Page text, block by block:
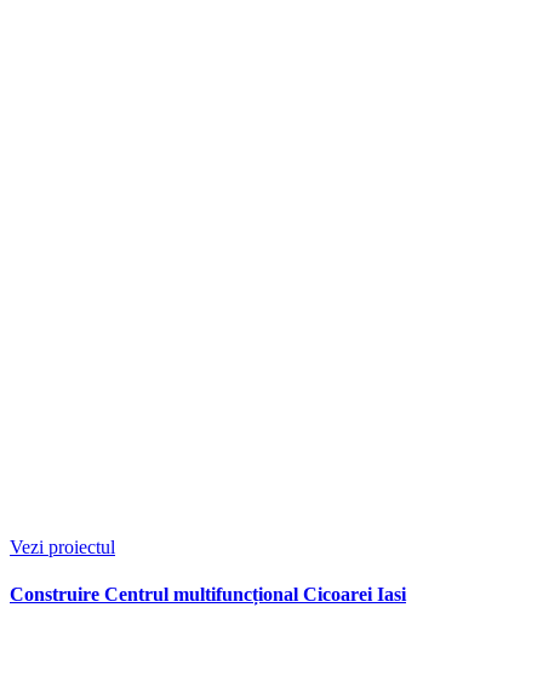
Vezi proiectul
Construire Centrul multifuncțional Cicoarei Iasi